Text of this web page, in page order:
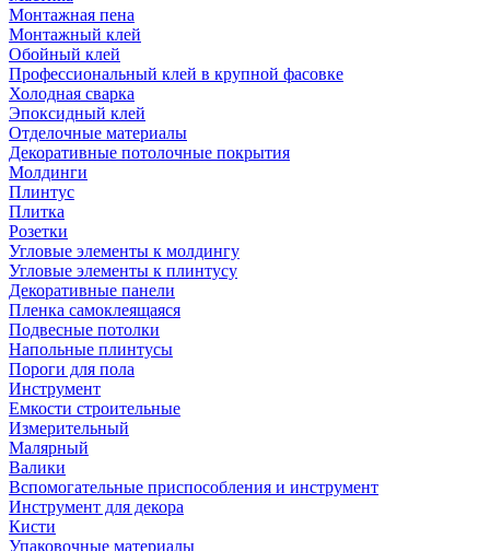
Монтажная пена
Монтажный клей
Обойный клей
Профессиональный клей в крупной фасовке
Холодная сварка
Эпоксидный клей
Отделочные материалы
Декоративные потолочные покрытия
Молдинги
Плинтус
Плитка
Розетки
Угловые элементы к молдингу
Угловые элементы к плинтусу
Декоративные панели
Пленка самоклеящаяся
Подвесные потолки
Напольные плинтусы
Пороги для пола
Инструмент
Емкости строительные
Измерительный
Малярный
Валики
Вспомогательные приспособления и инструмент
Инструмент для декора
Кисти
Упаковочные материалы